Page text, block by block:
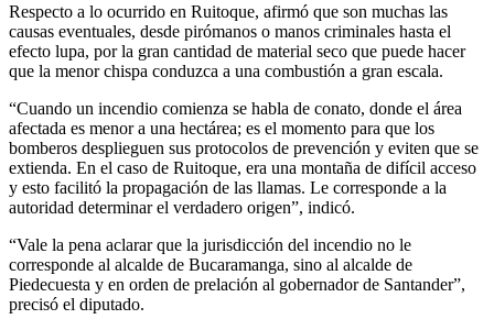
Respecto a lo ocurrido en Ruitoque, afirmó que son muchas las
causas eventuales, desde pirómanos o manos criminales hasta el
efecto lupa, por la gran cantidad de material seco que puede hacer
que la menor chispa conduzca a una combustión a gran escala.
“Cuando un incendio comienza se habla de conato, donde el área
afectada es menor a una hectárea; es el momento para que los
bomberos desplieguen sus protocolos de prevención y eviten que se
extienda. En el caso de Ruitoque, era una montaña de difícil acceso
y esto facilitó la propagación de las llamas. Le corresponde a la
autoridad determinar el verdadero origen”, indicó.
“Vale la pena aclarar que la jurisdicción del incendio no le
corresponde al alcalde de Bucaramanga, sino al alcalde de
Piedecuesta y en orden de prelación al gobernador de Santander”,
precisó el diputado.